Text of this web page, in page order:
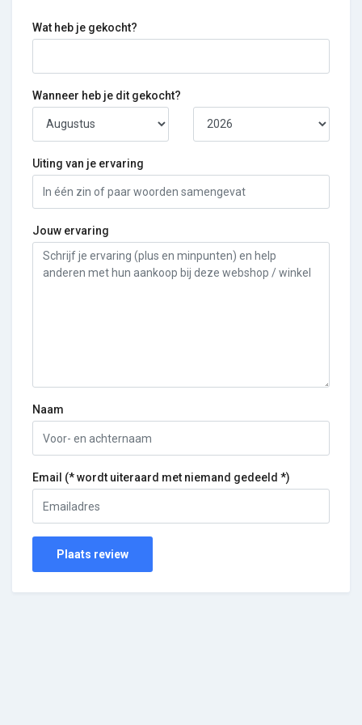
Wat heb je gekocht?
Wanneer heb je dit gekocht?
Uiting van je ervaring
Jouw ervaring
Naam
Email (* wordt uiteraard met niemand gedeeld *)
Plaats review